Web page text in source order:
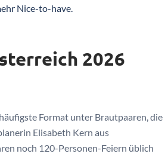
Nice-to-have.
2026
Format unter Brautpaaren, die
Elisabeth Kern aus
noch 120-Personen-Feiern üblich